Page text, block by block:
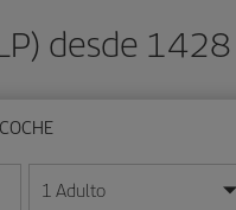
desde
COCHE
formato día/mes/año
1 Adulto